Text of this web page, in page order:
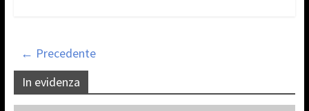
← Precedente
In evidenza